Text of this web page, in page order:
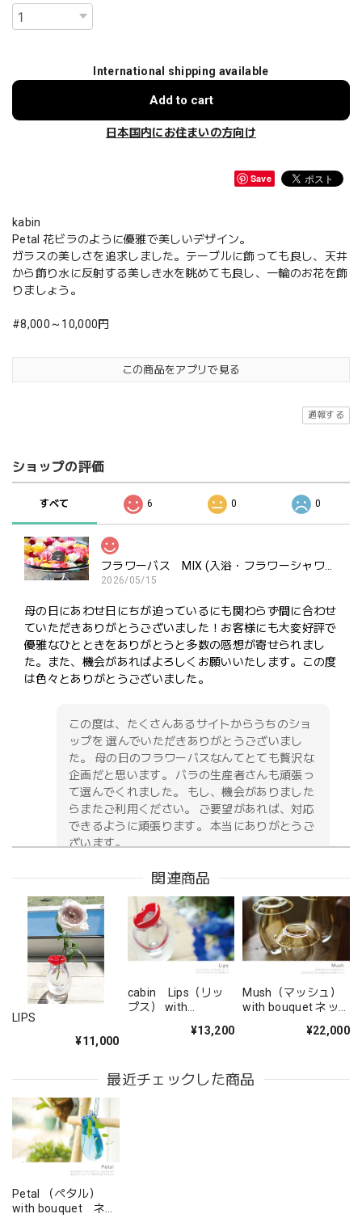
International shipping available
Add to cart
日本国内にお住まいの方向け
Save
kabin
Petal 花ビラのように優雅で美しいデザイン。
ガラスの美しさを追求しました。テーブルに飾っても良し、天井
から飾り水に反射する美しき水を眺めても良し、一輪のお花を飾
りましょう。
#8,000～10,000円
この商品をアプリで見る
通報する
ショップの評価
すべて 6 0 0
フラワーバス MIX (入浴・フラワーシャワー・ポプリ用）ご褒美にどうぞ
2026/05/15
母の日にあわせ日にちが迫っているにも関わらず間に合わせ
ていただきありがとうございました！お客様にも大変好評で
優雅なひとときをありがとうと多数の感想が寄せられまし
た。また、機会があればよろしくお願いいたします。この度
は色々とありがとうございました。
この度は、たくさんあるサイトからうちのショ
ップを 選んでいただきありがとうございまし
た。 母の日のフラワーバスなんてとても贅沢な
企画だと思います。 バラの生産者さんも頑張っ
て選んでくれました。 もし、機会がありました
らまたご利用ください。 ご要望があれば、対応
できるように頑張ります。 本当にありがとうご
ざいます。
2026/05/09
無事に届いたようです。 注文時に、間違えて記入してどう
しようと思っていた所に、丁寧な電話をいただき助かりまし
た。 送り先の友人から写真が送られてきましたが、とても
立派なアレンジメントで感激しました。 友人も喜んでいま
した。 配送の件もとても丁寧に、お花が傷付かない様に配
会があればお願いしたいと思いました、 ありがとうござい
ました。
このたびは大切なご友人への贈り物に、当店の
お花をお選びいただき誠にありがとうございま
した。 また、ご友人にもお喜びいただけたとの
こと、そしてお送りしたアレンジメントを「立
派」とお褒めいただき、大変嬉しく拝見しまし
関連商品
LIPS
¥11,000
cabin Lips（リッ
プス） with
定 小さなブーケ付
¥13,200
Mush（マッシュ）
with bouquet ネッ
¥22,000
最近チェックした商品
Petal （ペタル）
with bouquet ネッ